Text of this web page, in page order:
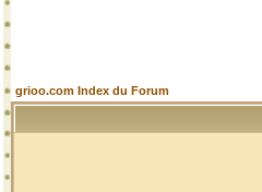
grioo.com Index du Forum